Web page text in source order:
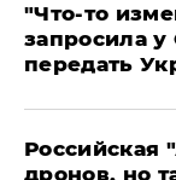
​"Что-то
запросила
передать
​Российская
дронов, но